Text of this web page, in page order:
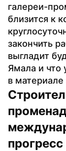
галереи-
близится к
закончить
выгладит
Ямала и что
в